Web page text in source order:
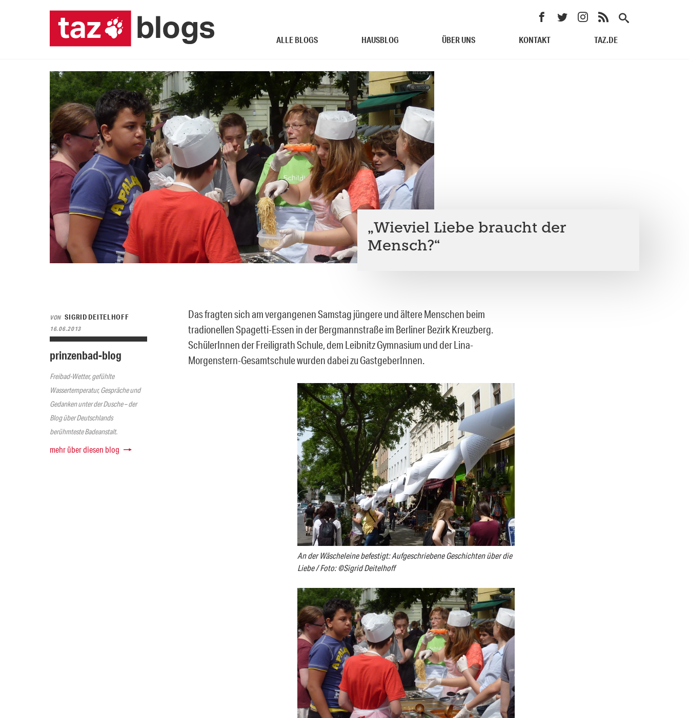
ALLE BLOGS HAUSBLOG ÜBER UNS KONTAKT TAZ.DE
„Wieviel Liebe braucht der
Mensch?“
VON SIGRID DEITELHOFF
16.06.2013
prinzenbad-blog
Freibad-Wetter, gefühlte
Wassertemperatur, Gespräche und
Gedanken unter der Dusche – der
Blog über Deutschlands
berühmteste Badeanstalt.
mehr über diesen blog
Das fragten sich am vergangenen Samstag jüngere und ältere Menschen beim
tradionellen Spagetti-Essen in der Bergmannstraße im Berliner Bezirk Kreuzberg.
SchülerInnen der Freiligrath Schule, dem Leibnitz Gymnasium und der Lina-
Morgenstern-Gesamtschule wurden dabei zu GastgeberInnen.
An der Wäscheleine befestigt: Aufgeschriebene Geschichten über die
Liebe / Foto: ©Sigrid Deitelhoff